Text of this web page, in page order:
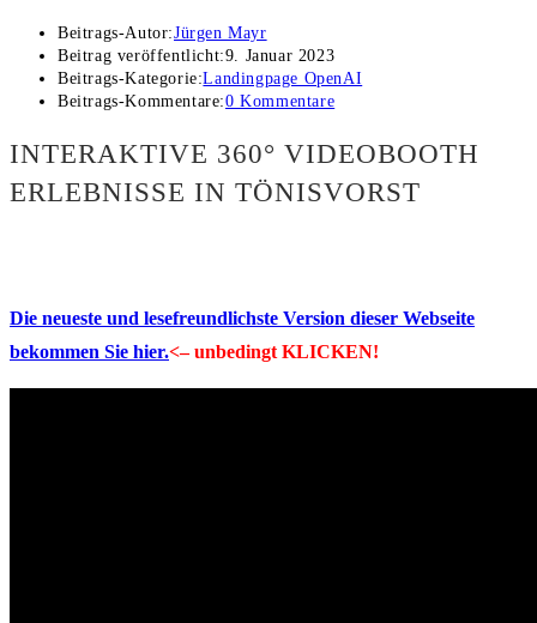
Beitrags-Autor:Jürgen Mayr
Beitrag veröffentlicht:9. Januar 2023
Beitrags-Kategorie:Landingpage OpenAI
Beitrags-Kommentare:0 Kommentare
INTERAKTIVE 360° VIDEOBOOTH
ERLEBNISSE IN TÖNISVORST
Die neueste und lesefreundlichste Version dieser Webseite
bekommen Sie hier.<– unbedingt KLICKEN!